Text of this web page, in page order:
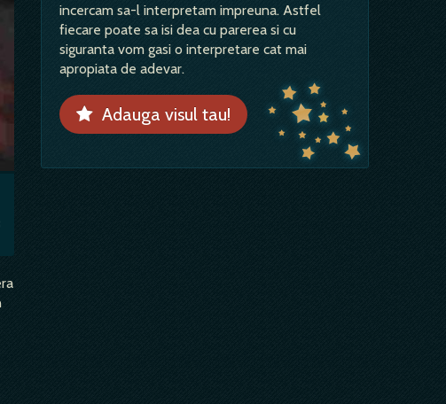
incercam sa-l interpretam impreuna. Astfel
fiecare poate sa isi dea cu parerea si cu
siguranta vom gasi o interpretare cat mai
apropiata de adevar.
Adauga visul tau!